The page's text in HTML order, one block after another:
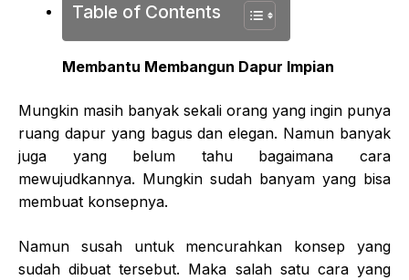
Table of Contents
Membantu Membangun Dapur Impian
Mungkin masih banyak sekali orang yang ingin punya
ruang dapur yang bagus dan elegan. Namun banyak
juga yang belum tahu bagaimana cara
mewujudkannya. Mungkin sudah banyam yang bisa
membuat konsepnya.
Namun susah untuk mencurahkan konsep yang
sudah dibuat tersebut. Maka salah satu cara yang